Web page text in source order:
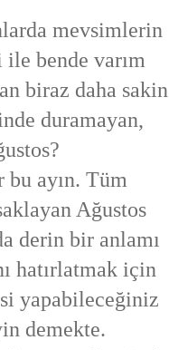
mevsimlerin
bende varım
biraz daha sakin
duramayan,
ayın. Tüm
Ağustos
derin bir anlamı
hatırlatmak için
yapabileceğiniz
demekte.